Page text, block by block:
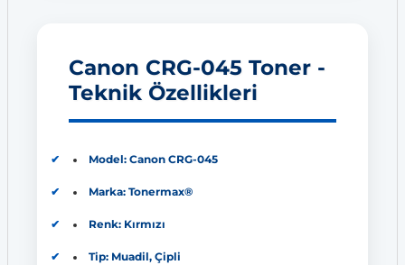
Canon CRG-045 Toner -
Teknik Özellikleri
Model: Canon CRG-045
Marka: Tonermax®
Renk: Kırmızı
Tip: Muadil, Çipli